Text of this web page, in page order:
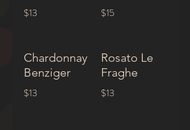
$13 $15
Chardonnay
Benziger
$13
Rosato Le
Fraghe
$13